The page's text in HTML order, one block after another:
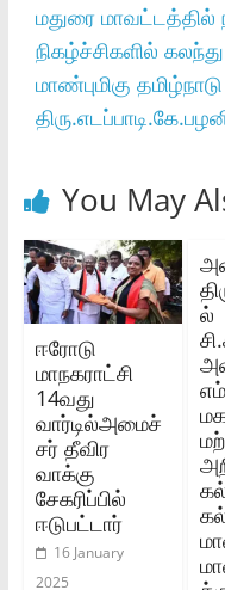
மதுரை மாவட்டத்தில்‌
நிகழ்ச்சிகளில்‌
மாண்புமிகு
You May
ஈரோடு
மாநகராட்சி
14வது
வார்டில்அமைச்
சர் தீவிர
வாக்கு
சேகரிப்பில்
ஈடுபட்டார்
16 January
2025
ல்‌